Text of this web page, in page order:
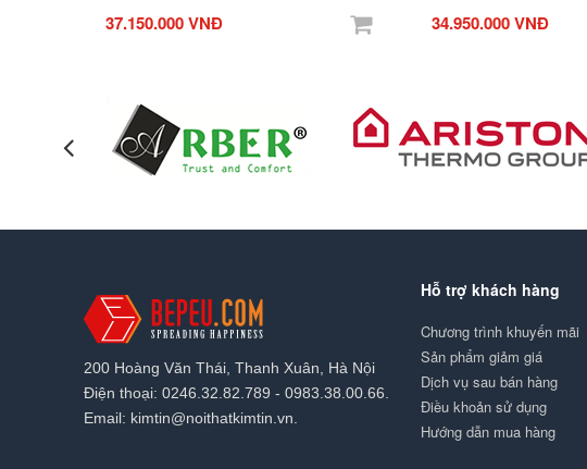
37.150.000 VNĐ 34.950.000 VNĐ
200 Hoàng Văn Thái, Thanh Xuân, Hà Nội
Điện thoại: 0246.32.82.789 - 0983.38.00.66.
Email: kimtin@noithatkimtin.vn.
Hỗ trợ khách hàng
Chương trình khuyến mãi
Sản phẩm giảm giá
Dịch vụ sau bán hàng
Điều khoản sử dụng
Hướng dẫn mua hàng